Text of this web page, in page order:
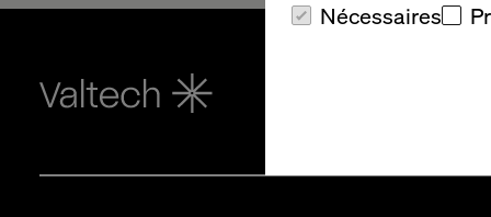
Nécessaires